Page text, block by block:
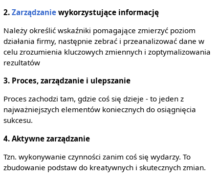
2. Zarządzaniewykorzystujące informację
Należy określić wskaźniki pomagające zmierzyć poziom
działania firmy, następnie zebrać i przeanalizować dane w
celu zrozumienia kluczowych zmiennych i zoptymalizowania
rezultatów
3. Proces, zarządzanie i ulepszanie
Proces zachodzi tam, gdzie coś się dzieje - to jeden z
najważniejszych elementów koniecznych do osiągnięcia
sukcesu.
4. Aktywne zarządzanie
Tzn. wykonywanie czynności zanim coś się wydarzy. To
zbudowanie podstaw do kreatywnych i skutecznych zmian.